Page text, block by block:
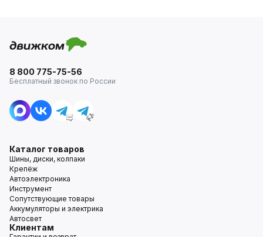
8 800 775-75-56
Бесплатный звонок по России
Каталог товаров
Шины, диски, колпаки
Крепёж
Автоэлектроника
Инструмент
Сопутствующие товары
Аккумуляторы и электрика
Автосвет
Клиентам